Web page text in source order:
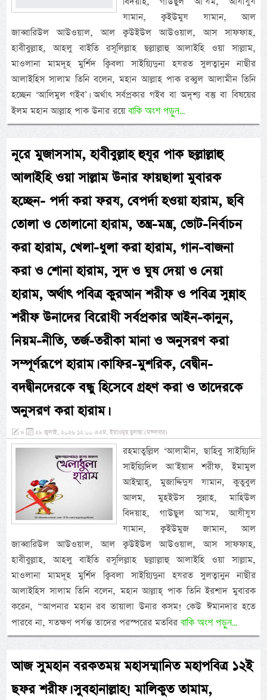
যামান, ক্বইউমুয যামান, আল
জাব্বারিউল আউওয়াল, আল ক্বউইউল আউওয়াল, আস সাফফাহ,
হাবীবুল্লাহ, আহলু বাইতি রসূলিল্লাহ ছল্লাল্লাহু আলাইহি ওয়া সাল্লাম,
মাওলানা মামদূহ মুর্শিদ ক্বিবলা সাইয়্যিদুনা হযরত সুলত্বানুন নাছীর
আলাইহিস সালাম তিনি বলেন, মহান আল্লাহ পাক রব্বুল আলামীন তিনি
হচ্ছেন ‘আলিমুল গইব’। অর্থাৎ সর্বপ্রকার গইব বা অদৃশ্য বস্তু বা বিষয়ের
ইলম মহান আল্লাহ পাক উনার রয়েবাকি অংশ পড়ুন...
নূরে মুজাসসাম, হাবীবুল্লাহ হুযূর পাক ছল্লাল্লাহু
আলাইহি ওয়া সাল্লাম উনার ফায়ছালা মুবারক
হচ্ছেন- পর্দা করা ফরয, বেপর্দা হওয়া হারাম, ছবি
তোলা ও তোলানো হারাম, তন্ত্র-মন্ত্র, ভোট-নির্বাচন
করা হারাম, খেলা-ধুলা করা হারাম, গান-বাজনা
করা ও শোনা হারাম, সুদ ও ঘুষ দেয়া ও নেয়া
হারাম, অর্থাৎ পবিত্র কুরআন শরীফ ও পবিত্র সুন্নাহ
শরীফ উনাদের বিরোধী সর্বপ্রকার আইন-কানুন,
নিয়ম-নীতি, তর্জ-তরীকা মানা ও অনুসরণ করা
সম্পূর্ণরূপে হারাম। কাফির-মুশরিক, বেদ্বীন-
বদদ্বীনদেরকে বন্ধু হিসেবে গ্রহণ করা ও তাদেরকে
অনুসরণ করা হারাম।
» ২৮ জুলাই, ২০২৬ ১২:০০ এএম, ইয়াওমুছ ছুলাছা (মঙ্গলবার)
রহমাতুল্লিল ‘আলামীন, ছাহিবু সাইয়্যিদি
সাইয়্যিদিল আ’ইয়াদ শরীফ, ইমামুল
আইম্মাহ্, মুজাদ্দিদুয যামান, কুতুবুল
আলম, মুহইউস সুন্নাহ, মাহিউল
বিদয়াহ, গাউছুল আ’যম, আযীযুয
যামান, ক্বইউমুজ জামান, আল
জাব্বারিউল আউওয়াল, আল ক্বউইউল আউওয়াল, আস সাফফাহ,
হাবীবুল্লাহ, আহলু বাইতি রসূলিল্লাহ ছল্লাল্লাহু আলাইহি ওয়া সাল্লাম,
মাওলানা মামদূহ মুর্শিদ ক্বিবলা সাইয়্যিদুনা হযরত সুলত্বানুন নাছীর
আলাইহিস সালাম তিনি বলেন, মহান আল্লাহ্ পাক তিনি ইরশাদ মুবারক
করেন, “আপনার মহান রব তায়ালা উনার কসম! কেউ ঈমানদার হতে
পারবে না, যতক্ষণ পর্যন্ত তাদের পরস্পরের মতবিরবাকি অংশ পড়ুন...
আজ সুমহান বরকতময় মহাসম্মানিত মহাপবিত্র ১২ই
ছফর শরীফ। সুবহানাল্লাহ! মালিকুত তামাম,